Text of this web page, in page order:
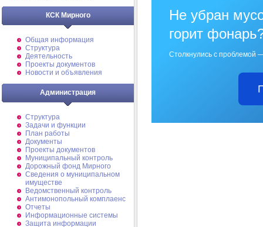
КСК Мирного
Общая информация
Структура
Деятельность
Проекты документов
Новости и объявления
Администрация
Структура
Задачи и функции
План работы
Документы
Проекты документов
Муниципальный контроль
Дорожный фонд Мирного
Cведения о муниципальном
имуществе
Ведомственный контроль
Антимонопольный комплаенс
Отчеты
Информационные системы
Защита информации
Не убран
горит
Столкнулись с проблемой